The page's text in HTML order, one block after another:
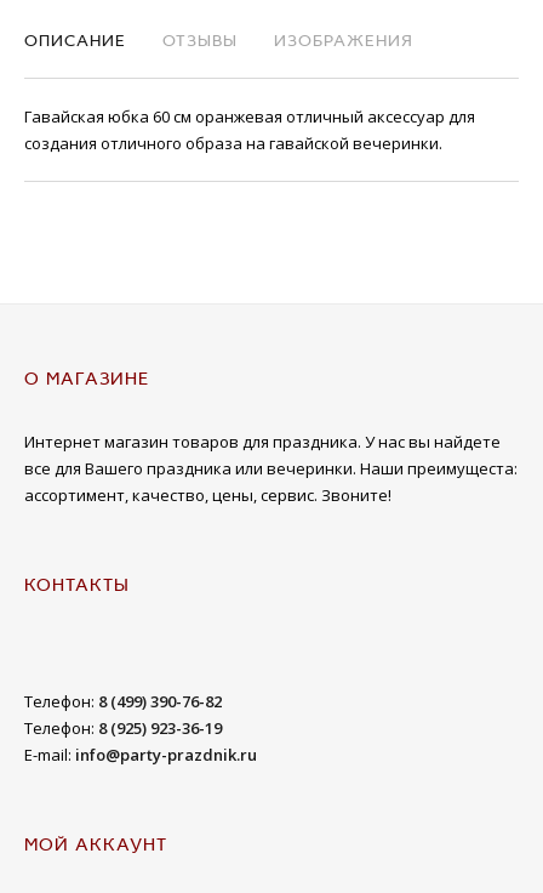
ОПИСАНИЕ ОТЗЫВЫ ИЗОБРАЖЕНИЯ
Гавайская юбка 60 см оранжевая отличный аксессуар для
создания отличного образа на гавайской вечеринки.
О МАГАЗИНЕ
Интернет магазин товаров для праздника. У нас вы найдете
все для Вашего праздника или вечеринки. Наши преимущеста:
ассортимент, качество, цены, сервис. Звоните!
КОНТАКТЫ
Телефон: 8 (499) 390-76-82
Телефон: 8 (925) 923-36-19
E-mail: info@party-prazdnik.ru
МОЙ АККАУНТ